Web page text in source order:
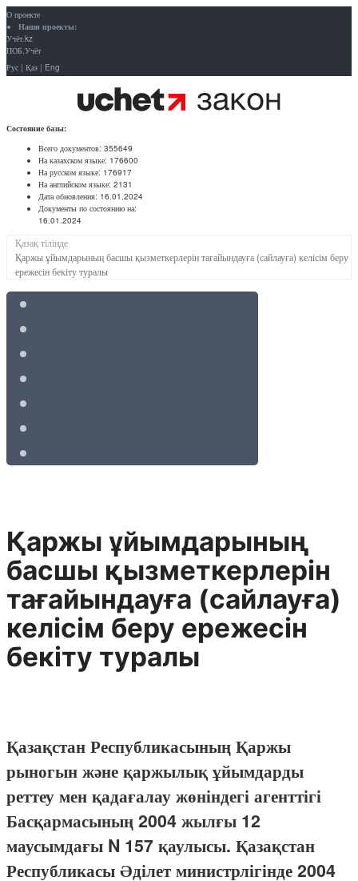
О проекте
Наши проекты:
Учёт.kz
ПОБ.Учёт
Рус | Қаз | Eng
Состояние базы:
Всего документов: 355649
На казахском языке: 176600
На русском языке: 176917
На английском языке: 2131
Дата обновления: 16.01.2024
Документы по состоянию на:
16.01.2024
Қазақ тілінде
Қаржы ұйымдарының басшы қызметкерлерін тағайындауға (сайлауға) келісім беру
ережесін бекіту туралы
Қаржы ұйымдарының
басшы қызметкерлерін
тағайындауға (сайлауға)
келісім беру ережесін
бекіту туралы
Қазақстан Республикасының Қаржы
рыногын және қаржылық ұйымдарды
реттеу мен қадағалау жөніндегі агенттігі
Басқармасының 2004 жылғы 12
маусымдағы N 157 қаулысы. Қазақстан
Республикасы Әділет министрлігінде 2004